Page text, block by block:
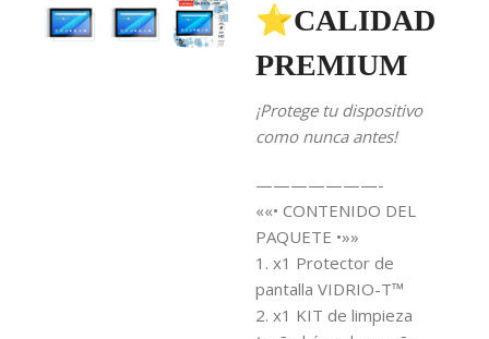
⭐CALIDAD
PREMIUM
¡Protege tu dispositivo
como nunca antes!
———————-
««• CONTENIDO DEL
PAQUETE •»»
1. x1 Protector de
pantalla VIDRIO-T™
2. x1 KIT de limpieza